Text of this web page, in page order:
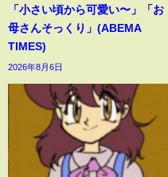
「小さい頃から可愛い〜」「お
母さんそっくり」(ABEMA
TIMES)
2026年8月6日